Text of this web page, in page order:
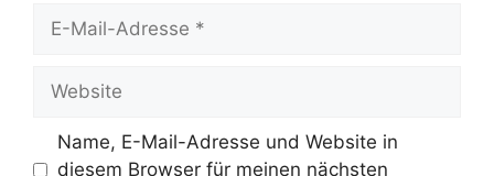
Website
Name, E-Mail-Adresse und Website in
diesem Browser für meinen nächsten